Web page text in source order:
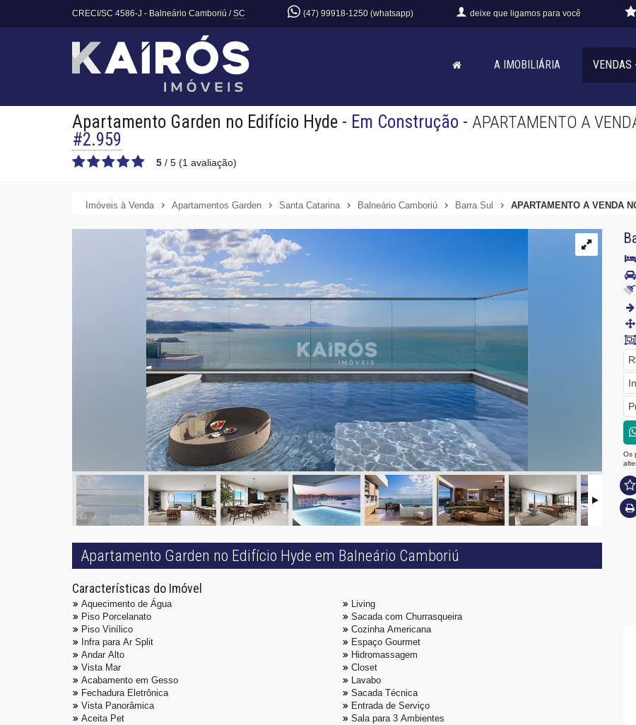
CRECI/SC 4586-J - Balneário Camboriú /SC (47) 99918-1250 (whatsapp) deixe que ligamos para você
A IMOBILIÁRIA VENDAS
Apartamento Garden no Edifício Hyde - Em Construção - APARTAMENTO A
#2.959
5 / 5 (1 avaliação)
Imóveis à Venda Apartamentos Garden Santa Catarina Balneário Camboriú Barra Sul APARTAMENTO A VENDA
Apartamento Garden no Edifício Hyde em Balneário Camboriú
Características do Imóvel
Aquecimento de Água
Piso Porcelanato
Piso Vinílico
Infra para Ar Split
Andar Alto
Vista Mar
Acabamento em Gesso
Fechadura Eletrônica
Vista Panorâmica
Aceita Pet
Living
Sacada com Churrasqueira
Cozinha Americana
Espaço Gourmet
Hidromassagem
Closet
Lavabo
Sacada Técnica
Entrada de Serviço
Sala para 3 Ambientes
Os